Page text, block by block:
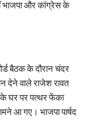
भाजपा और कांग्रेस के
बैठक के दौरान चंदर
देने वाले राजेश रावत
के घर पर पत्थर फेंका
आ गए। भाजपा पार्षद